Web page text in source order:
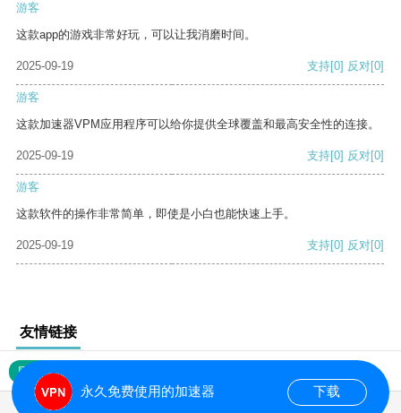
游客
这款app的游戏非常好玩，可以让我消磨时间。
2025-09-19 支持[0] 反对[0]
游客
这款加速器VPM应用程序可以给你提供全球覆盖和最高安全性的连接。
2025-09-19 支持[0] 反对[0]
游客
这款软件的操作非常简单，即使是小白也能快速上手。
2025-09-19 支持[0] 反对[0]
友情链接
网站地图
永久免费使用的加速器 下载